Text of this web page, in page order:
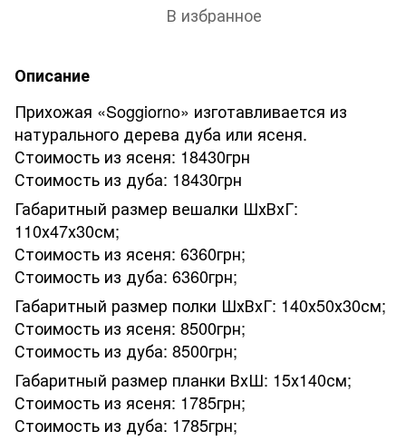
В избранное
Описание
Прихожая «Soggiorno» изготавливается из
натурального дерева дуба или ясеня.
Стоимость из ясеня: 18430грн
Стоимость из дуба: 18430грн
Габаритный размер вешалки ШхВхГ:
110х47х30см;
Стоимость из ясеня: 6360грн;
Стоимость из дуба: 6360грн;
Габаритный размер полки ШхВхГ: 140х50х30см;
Стоимость из ясеня: 8500грн;
Стоимость из дуба: 8500грн;
Габаритный размер планки ВхШ: 15х140см;
Стоимость из ясеня: 1785грн;
Стоимость из дуба: 1785грн;